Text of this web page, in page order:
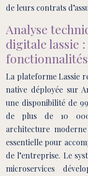
de leurs contrats
Analyse
digitale lassie
fonctionnalités
La plateforme Lassie
native déployée sur
une disponibilité de
de plus de 10 000
architecture
essentielle pour
de l’entreprise. Le
microservices